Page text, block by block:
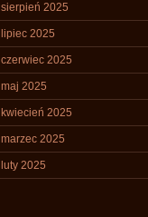
sierpień 2025
lipiec 2025
czerwiec 2025
maj 2025
kwiecień 2025
marzec 2025
luty 2025